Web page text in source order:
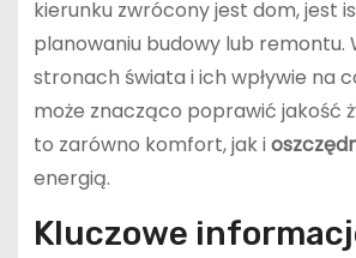
kierunku zwrócony jest dom, jest
planowaniu budowy lub remontu.
stronach świata i ich wpływie na
może znacząco poprawić jakość
to zarówno komfort, jak i
energią.
Kluczowe